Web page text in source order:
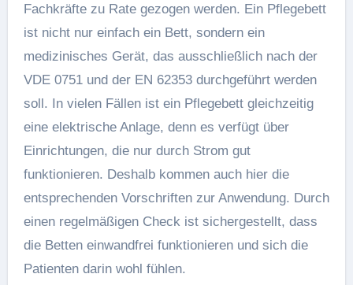
Fachkräfte zu Rate gezogen werden. Ein Pflegebett
ist nicht nur einfach ein Bett, sondern ein
medizinisches Gerät, das ausschließlich nach der
VDE 0751 und der EN 62353 durchgeführt werden
soll. In vielen Fällen ist ein Pflegebett gleichzeitig
eine elektrische Anlage, denn es verfügt über
Einrichtungen, die nur durch Strom gut
funktionieren. Deshalb kommen auch hier die
entsprechenden Vorschriften zur Anwendung. Durch
einen regelmäßigen Check ist sichergestellt, dass
die Betten einwandfrei funktionieren und sich die
Patienten darin wohl fühlen.